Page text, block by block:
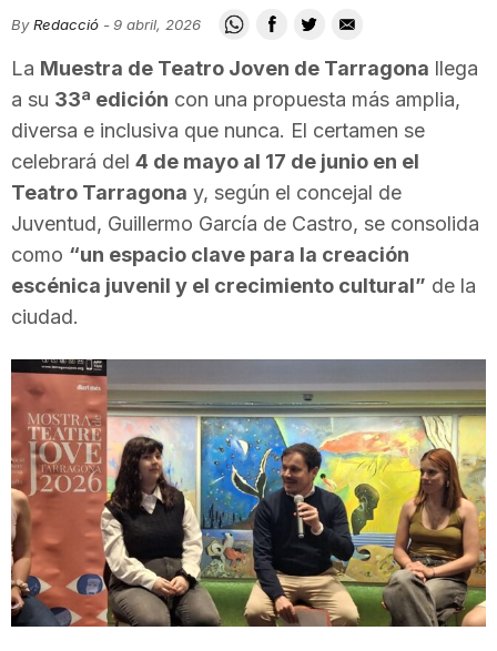
i
u
t
a
d
e
T
a
By Redacció -9 abril, 2026
La Muestra de Teatro Joven de Tarragona llega
a su 33ª edición con una propuesta más amplia,
diversa e inclusiva que nunca. El certamen se
celebrará del 4 de mayo al 17 de junio en el
Teatro Tarragona y, según el concejal de
Juventud, Guillermo García de Castro, se consolida
como “un espacio clave para la creación
escénica juvenil y el crecimiento cultural” de la
ciudad.